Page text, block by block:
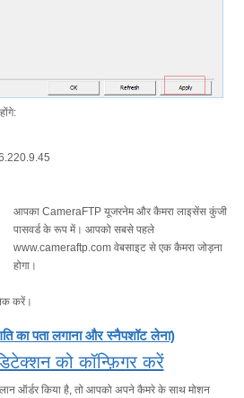
आपका CameraFTP यूजरनेम और कैमरा लाइसेंस कुंजी
पासवर्ड के रूप में। आपको सबसे पहले
www.cameraftp.com वेबसाइट से एक कैमरा जोड़ना
होगा।
करें।
का पता लगाना और स्नैपशॉट लेना)
को कॉन्फ़िगर करें
ऑर्डर किया है, तो आपको अपने कैमरे के साथ मोशन